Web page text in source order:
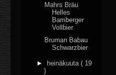
Mahrs Bräu
Helles
Bamberger
Vollbier
Bruman Babau
Schwarzbier
► heinäkuuta ( 19
)